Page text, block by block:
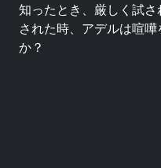
知ったとき、厳しく試
された時、アデルは喧
か？